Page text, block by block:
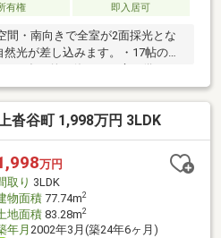
有権 即入居可
・南向きで全室が2面採光とな
光が差し込みます。・17帖の
周辺環境・横内小学校まで徒歩
日の通学も負担が少なくなりま
迎に便利なお車を2台分駐車でき
◎ 建物の状態を示す評価書付き・
（既存住宅）を取得している建
着いた住宅街で、家族の新しい
沓谷町 1,998万円 3LDK
万円
取り 3LDK
物面積77.74m2
地面積83.28m2
年月 2002年3月(築24年6ヶ月)